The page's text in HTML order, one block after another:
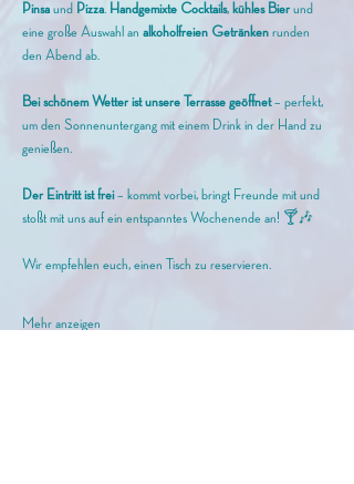
Pinsa und Pizza. Handgemixte Cocktails, kühles Bier und
eine große Auswahl an alkoholfreien Getränken runden
den Abend ab.
Bei schönem Wetter ist unsere Terrasse geöffnet – perfekt,
um den Sonnenuntergang mit einem Drink in der Hand zu
genießen.
Der Eintritt ist frei – kommt vorbei, bringt Freunde mit und
stoßt mit uns auf ein entspanntes Wochenende an! 🍸🎶
Wir empfehlen euch, einen Tisch zu reservieren.
Mehr anzeigen